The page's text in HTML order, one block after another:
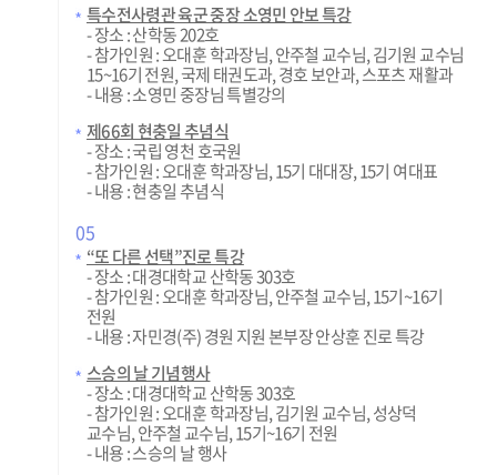
특수전사령관 육군 중장 소영민 안보 특강
- 장소 : 산학동 202호
- 참가인원 : 오대훈 학과장님, 안주철 교수님, 김기원 교수님
15~16기 전원, 국제 태권도과, 경호 보안과, 스포츠 재활과
- 내용 : 소영민 중장님 특별강의
제66회 현충일 추념식
- 장소 : 국립 영천 호국원
- 참가인원 : 오대훈 학과장님, 15기 대대장, 15기 여대표
- 내용 : 현충일 추념식
05
“또 다른 선택”진로 특강
- 장소 : 대경대학교 산학동 303호
- 참가인원 : 오대훈 학과장님, 안주철 교수님, 15기~16기
전원
- 내용 : 자민경(주) 경원 지원 본부장 안상훈 진로 특강
스승의 날 기념행사
- 장소 : 대경대학교 산학동 303호
- 참가인원 : 오대훈 학과장님, 김기원 교수님, 성상덕
교수님, 안주철 교수님, 15기~16기 전원
- 내용 : 스승의 날 행사